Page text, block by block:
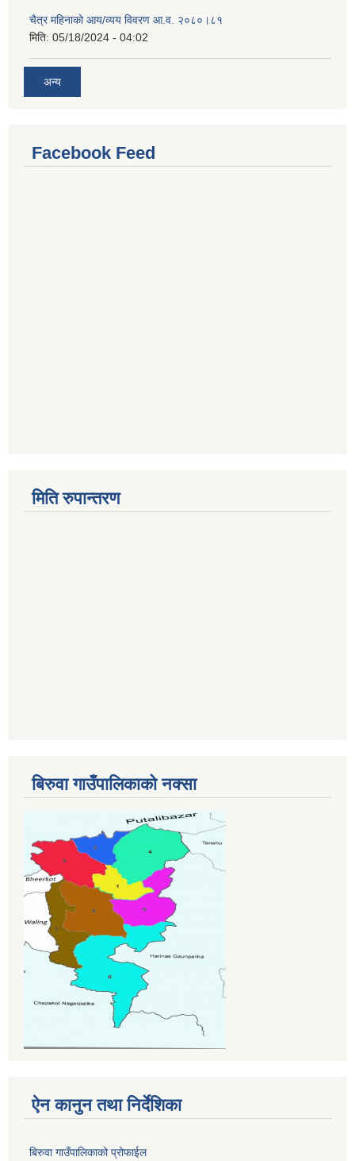
चैत्र महिनाको आय/व्यय विवरण आ.व. २०८०।८१
मिति: 05/18/2024 - 04:02
अन्य
Facebook Feed
मिति रुपान्तरण
बिरुवा गाउँपालिकाको नक्सा
ऐन कानुन तथा निर्देशिका
बिरुवा गाउँपालिकाको प्रोफाईल